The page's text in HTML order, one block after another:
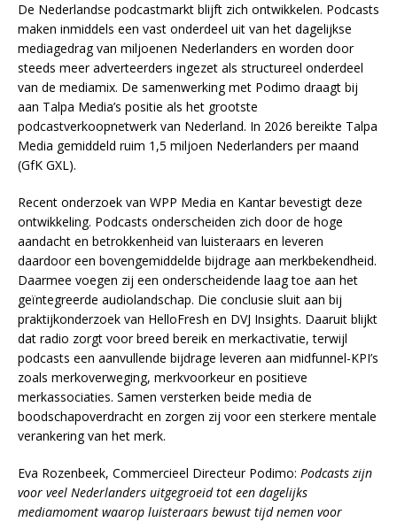
De Nederlandse podcastmarkt blijft zich ontwikkelen. Podcasts
maken inmiddels een vast onderdeel uit van het dagelijkse
mediagedrag van miljoenen Nederlanders en worden door
steeds meer adverteerders ingezet als structureel onderdeel
van de mediamix. De samenwerking met Podimo draagt bij
aan Talpa Media’s positie als het grootste
podcastverkoopnetwerk van Nederland. In 2026 bereikte Talpa
Media gemiddeld ruim 1,5 miljoen Nederlanders per maand
(GfK GXL).
Recent onderzoek van WPP Media en Kantar bevestigt deze
ontwikkeling. Podcasts onderscheiden zich door de hoge
aandacht en betrokkenheid van luisteraars en leveren
daardoor een bovengemiddelde bijdrage aan merkbekendheid.
Daarmee voegen zij een onderscheidende laag toe aan het
geïntegreerde audiolandschap. Die conclusie sluit aan bij
praktijkonderzoek van HelloFresh en DVJ Insights. Daaruit blijkt
dat radio zorgt voor breed bereik en merkactivatie, terwijl
podcasts een aanvullende bijdrage leveren aan midfunnel-KPI’s
zoals merkoverweging, merkvoorkeur en positieve
merkassociaties. Samen versterken beide media de
boodschapoverdracht en zorgen zij voor een sterkere mentale
verankering van het merk.
Eva Rozenbeek, Commercieel Directeur Podimo: Podcasts zijn
voor veel Nederlanders uitgegroeid tot een dagelijks
mediamoment waarop luisteraars bewust tijd nemen voor